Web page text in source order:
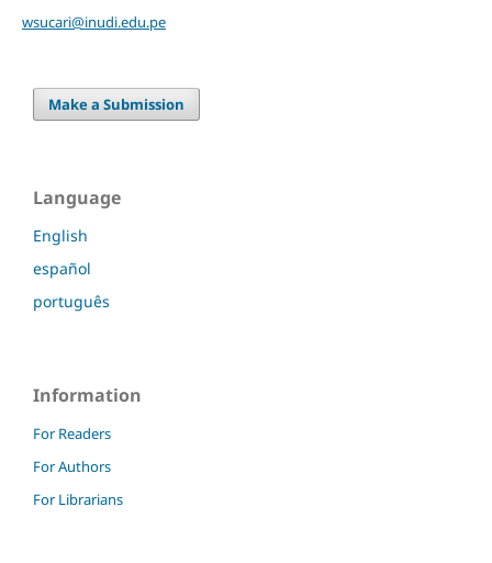
wsucari@inudi.edu.pe
Make a Submission
Language
English
español
português
Information
For Readers
For Authors
For Librarians